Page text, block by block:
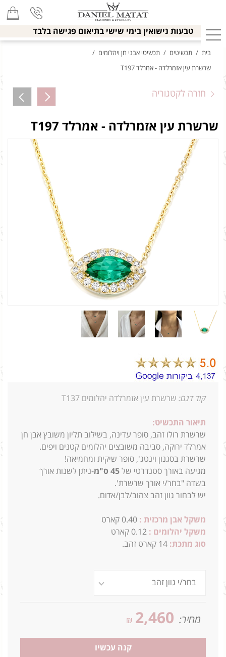
טבעות נישואין בימי שישי בתיאום פגישה בלבד
בית / תכשיטים / תכשיטי אבני חן ויהלומים /
שרשרת עין אזמרלדה - אמרלד T197
חזרה לקטגוריה
שרשרת עין אזמרלדה - אמרלד T197
קוד דגם: שרשרת עין אזמרלדה יהלומים T137
תיאור התכשיט:
שרשרת רולו זהב, סופר עדינה, בשילוב תליון משובץ אבן חן
אמרלד ירוקה, סביבה משובצים יהלומים קטנים ויפים.
שרשרת בסגנון וינטג', סופר שיקית ומחמיאה!
מגיעה באורך סטנדרטי של 45 ס"מ
-ניתן לשנות אורך
בשדה "בחר/י אורך שרשרת'.
יש לבחור גוון זהב צהוב/לבן/אדום.
משקל אבן מרכזית : 0.40 קארט
משקל יהלומים : 0.12 קארט
סוג מתכת: 14 קארט זהב.
מחיר: 2,460
₪
קנה עכשיו